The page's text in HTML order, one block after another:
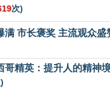
次)
满 市长褒奖 主流观众盛
哥精英：提升人的精神